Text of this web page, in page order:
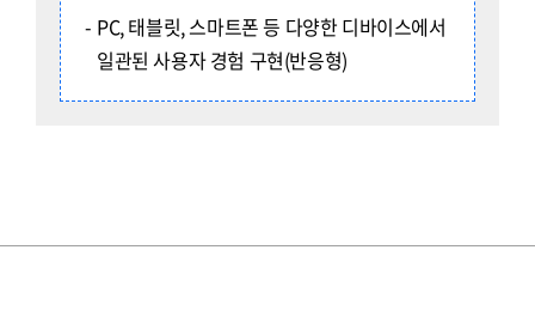
PC, 태블릿, 스마트폰 등 다양한 디바이스에서
일관된 사용자 경험 구현(반응형)